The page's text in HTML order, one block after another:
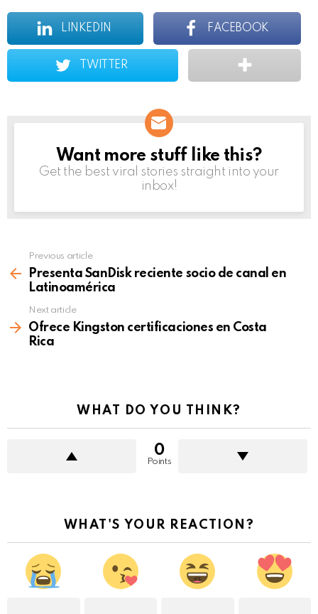
LINKEDIN FACEBOOK
TWITTER
NEWSLETTER
Want more stuff like this?
Get the best viral stories straight into your
inbox!
more
Previous article
Presenta SanDisk reciente socio de canal en
Latinoamérica
Next article
Ofrece Kingston certificaciones en Costa
Rica
WHAT DO YOU THINK?
0
Points
WHAT'S YOUR REACTION?